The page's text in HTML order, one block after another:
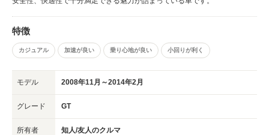
特徴
カジュアル 加速が良い 乗り心地が良い 小回りが利く
モデル 2008年11月～2014年2月
グレード GT
所有者 知人/友人のクルマ